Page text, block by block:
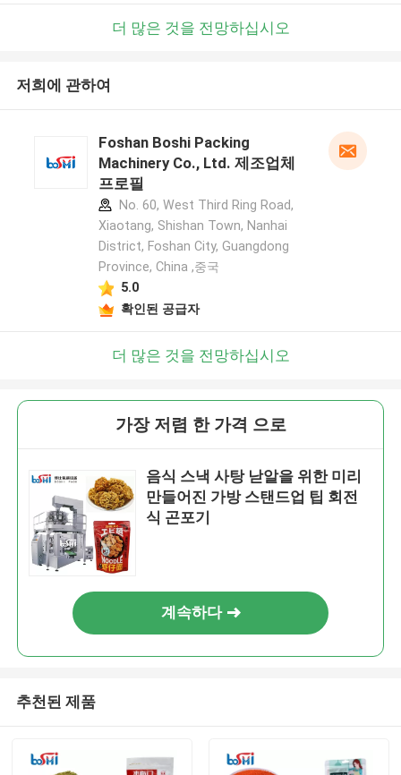
더 많은 것을 전망하십시오
저희에 관하여
Foshan Boshi Packing
Machinery Co., Ltd. 제조업체
프로필
No. 60, West Third Ring Road,
Xiaotang, Shishan Town, Nanhai
District, Foshan City, Guangdong
Province, China ,중국
5.0
확인된 공급자
더 많은 것을 전망하십시오
가장 저렴 한 가격 으로
음식 스낵 사탕 낟알을 위한 미리
만들어진 가방 스탠드업 팁 회전
식 곤포기
계속하다
추천된 제품